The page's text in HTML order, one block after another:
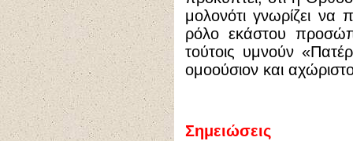
μολονότι γνωρίζει να
ρόλο εκάστου
τούτοις υμνούν
ομοούσιον και
Σημειώσεις